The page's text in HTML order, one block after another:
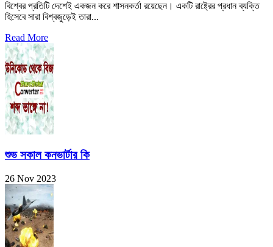
বিশ্বের প্রতিটি দেশেই একজন করে শাসনকর্তা রয়েছেন। একটি রাষ্ট্রের প্রধান ব্যক্তি
হিসেবে সারা বিশ্বজুড়েই তারা...
Read More
শুভ সকাল কনভার্টার কি
26 Nov 2023